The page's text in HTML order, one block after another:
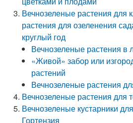
Вечнозеленые растения для
растения для озеленения
круглый год
Вечнозеленые растения
«Живой» забор или
растений
Вечнозеленые растения
Вечнозеленые растения для
Вечнозеленые кустарники
Гортензия